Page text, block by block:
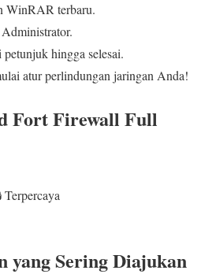
WinRAR terbaru.
petunjuk hingga selesai.
atur perlindungan jaringan Anda!
Fort Firewall Full
yang Sering Diajukan